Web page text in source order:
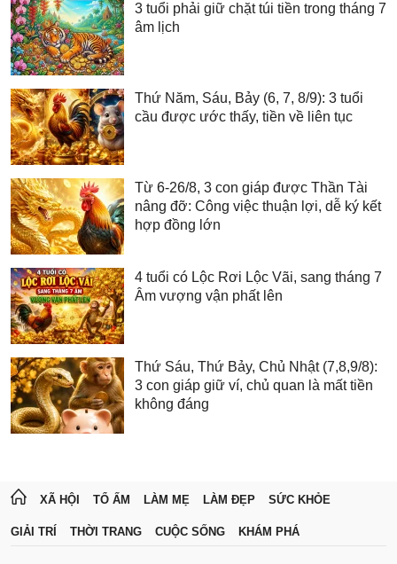
3 tuổi phải giữ chặt túi tiền trong tháng 7
âm lịch
Thứ Năm, Sáu, Bảy (6, 7, 8/9): 3 tuổi
cầu được ước thấy, tiền về liên tục
Từ 6-26/8, 3 con giáp được Thần Tài
nâng đỡ: Công việc thuận lợi, dễ ký kết
hợp đồng lớn
4 tuổi có Lộc Rơi Lộc Vãi, sang tháng 7
Âm vượng vận phất lên
Thứ Sáu, Thứ Bảy, Chủ Nhật (7,8,9/8):
3 con giáp giữ ví, chủ quan là mất tiền
không đáng
XÃ HỘI TỔ ẤM LÀM MẸ LÀM ĐẸP SỨC KHỎE
GIẢI TRÍ THỜI TRANG CUỘC SỐNG KHÁM PHÁ